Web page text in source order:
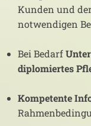
Kunden und
notwendigen
Bei Bedarf
diplomiertes
Kompetente